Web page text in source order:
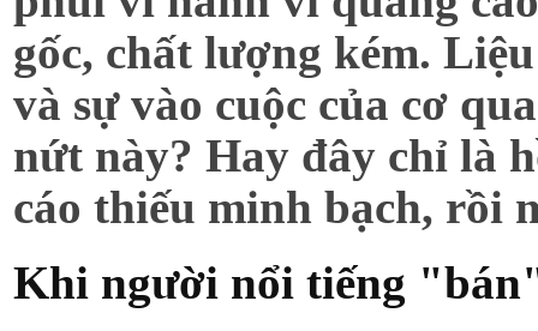
gốc, chất lượng kém.
và sự vào cuộc của cơ
nứt này? Hay đây chỉ là
cáo thiếu minh bạch, rồi
Khi người nổi tiếng